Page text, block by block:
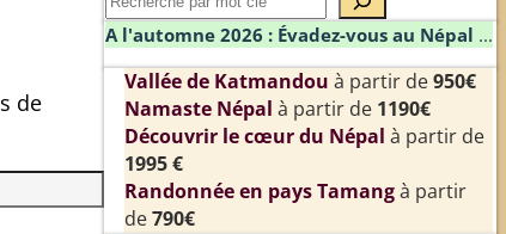
de
A l'automne 2026 : Évadez-vous au Népal ...
Vallée de Katmandou à partir de950€
Namaste Népal à partir de 1190€
Découvrir le cœur du Népal à partir de
1995 €
Randonnée en pays Tamangà partir
de790€